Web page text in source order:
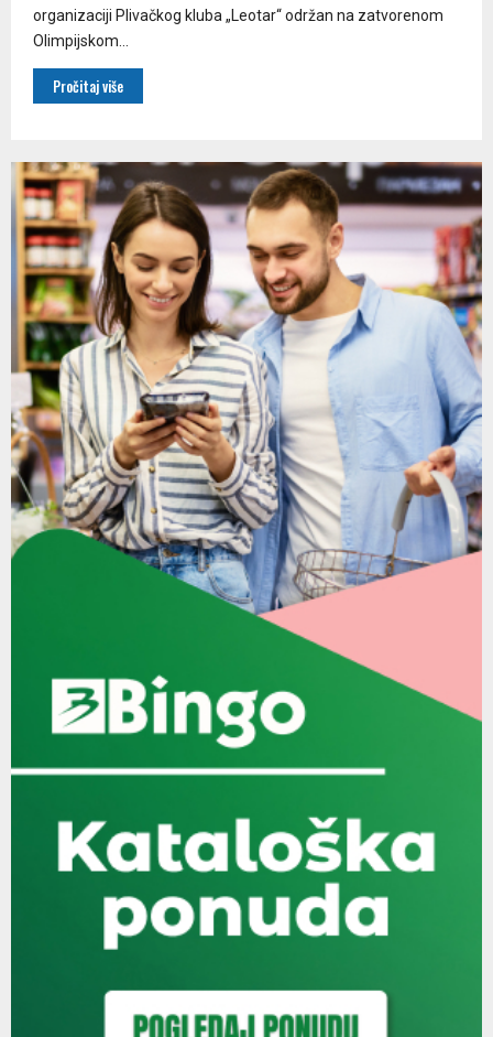
organizaciji Plivačkog kluba „Leotar“ održan na zatvorenom
Olimpijskom...
Pročitaj više